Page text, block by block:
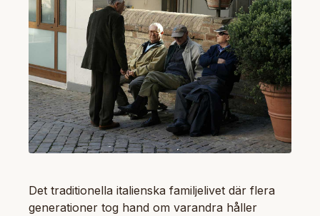
Det traditionella italienska familjelivet där flera
generationer tog hand om varandra håller